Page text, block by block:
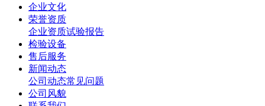
企业文化
荣誉资质
企业资质试验报告
检验设备
售后服务
新闻动态
公司动态常见问题
公司风貌